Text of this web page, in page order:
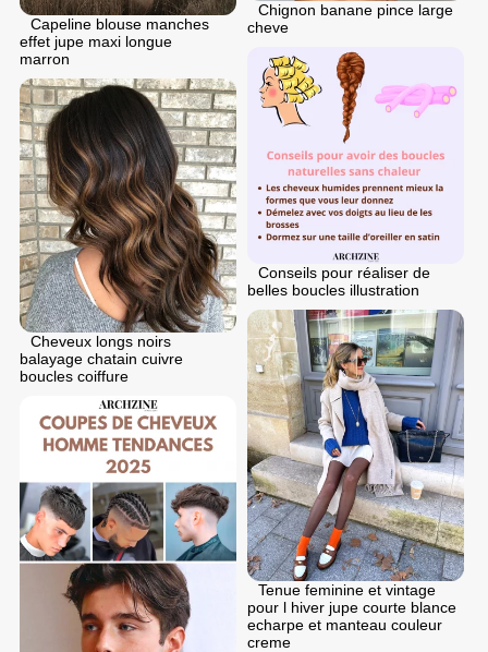
Capeline blouse manches
effet jupe maxi longue
marron
Chignon banane pince large
cheve
Conseils pour réaliser de
belles boucles illustration
Cheveux longs noirs
balayage chatain cuivre
boucles coiffure
Tenue feminine et vintage
pour l hiver jupe courte blance
echarpe et manteau couleur
creme